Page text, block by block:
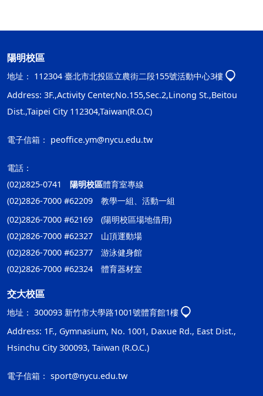
陽明校區
地址： 112304 臺北市北投區立農街二段155號活動中心3樓
Address: 3F.,Activity Center,No.155,Sec.2,Linong St.,Beitou
Dist.,Taipei City 112304,Taiwan(R.O.C)
電子信箱： peoffice.ym@nycu.edu.tw
電話：
(02)2825-0741 陽明校區體育室專線
(02)2826-7000 #62209 教學一組、活動一組
(02)2826-7000 #62169 (陽明校區場地借用)
(02)2826-7000 #62327 山頂運動場
(02)2826-7000 #62377 游泳健身館
(02)2826-7000 #62324 體育器材室
交大校區
地址： 300093 新竹市大學路1001號體育館1樓
Address: 1F., Gymnasium, No. 1001, Daxue Rd., East Dist.,
Hsinchu City 300093, Taiwan (R.O.C.)
電子信箱： sport@nycu.edu.tw